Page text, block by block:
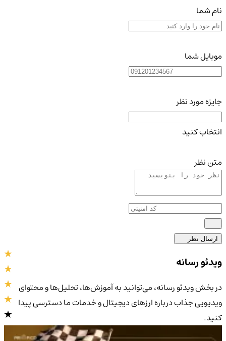
نام شما
موبایل شما
جایزه مورد نظر
انتخاب کنید
متن نظر
ارسال نظر
4.9/5
ویدئو رسانه
در بخش ویدئو رسانه، می‌توانید به آموزش‌ها، تحلیل‌ها و محتوای
ویدیویی جذاب درباره ارزهای دیجیتال و خدمات ما دسترسی پیدا
کنید.